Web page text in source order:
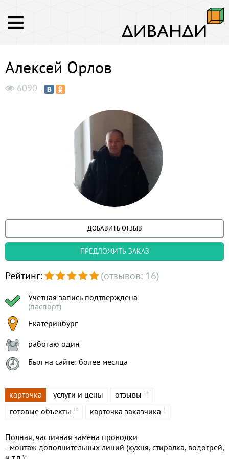
Алексей Орлов
6090
ДОБАВИТЬ ОТЗЫВ
ПРЕДЛОЖИТЬ ЗАКАЗ
Рейтинг: (отзывов: 16)
Учетная запись подтверждена
(паспорт)
Екатеринбург
работаю один
Был на сайте: более месяца
карточка услуги и цены отзывы 16
готовые объекты 10 карточка заказчика 1
Полная, частичная замена проводки
- монтаж дополнительных линий (кухня, стиралка, водогрей,